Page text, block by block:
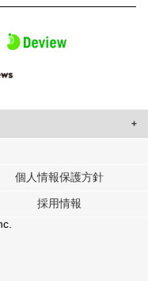
合わせたコンテンツや広告の
に提供しています。
ナーに提供した他の情報や、
きに収集した他の情報を組み
個人情報保護方針
採用情報